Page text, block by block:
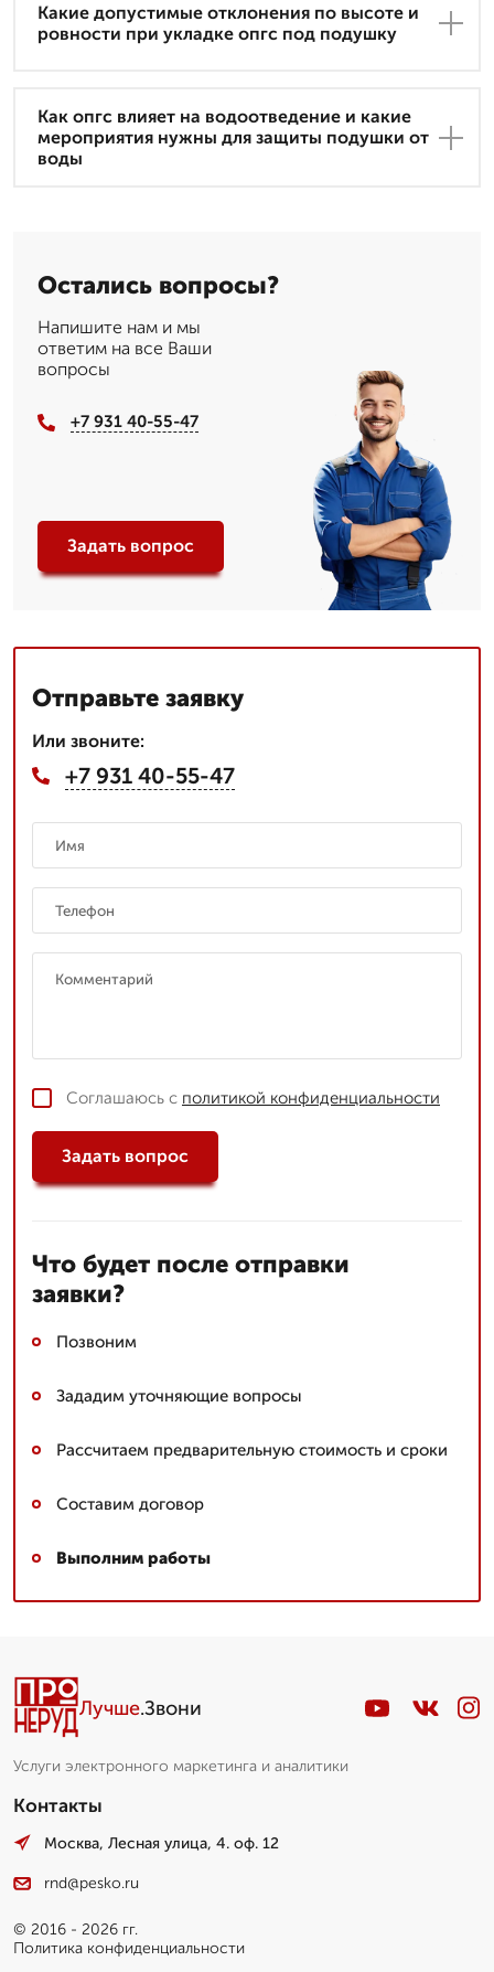
Какие допустимые отклонения по высоте и
ровности при укладке опгс под подушку
Как опгс влияет на водоотведение и какие
мероприятия нужны для защиты подушки от
воды
Остались вопросы?
Напишите нам и мы
ответим на все Ваши
вопросы
+7 931 40-55-47
Задать вопрос
Отправьте заявку
Или звоните:
+7 931 40-55-47
Соглашаюсь с политикой конфиденциальности
Задать вопрос
Что будет после отправки
заявки?
Позвоним
Зададим уточняющие вопросы
Рассчитаем предварительную стоимость и сроки
Составим договор
Выполним работы
Лучше.Звони
Услуги электронного маркетинга и аналитики
Контакты
Москва, Лесная улица, 4. оф. 12
rnd@pesko.ru
© 2016 - 2026 гг.
Политика конфиденциальности